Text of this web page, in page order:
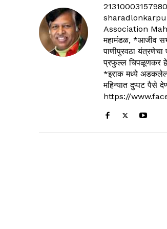
Association
महामंडळ, *आजीव
पाणीपुरवठा यंत्रणेचा
प्रफुल्ल चिपळूणकर हे
*इराक मध्ये
महिन्यात दुप्पट पैसे
https://